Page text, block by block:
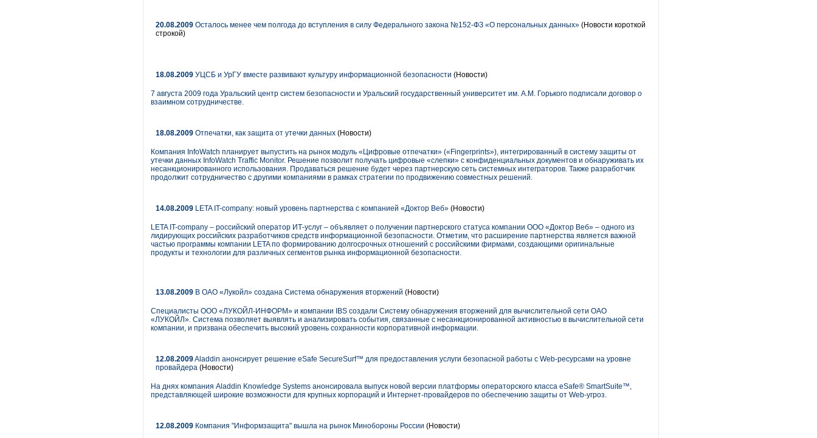
20.08.2009 Осталось менее чем полгода до вступления в силу Федерального закона №152-ФЗ «О персональных данных» (Новости короткой
строкой)
18.08.2009 УЦСБ и УрГУ вместе развивают культуру информационной безопасности (Новости)
7 августа 2009 года Уральский центр систем безопасности и Уральский государственный университет им. А.М. Горького подписали договор о
взаимном сотрудничестве.
18.08.2009 Отпечатки, как защита от утечки данных (Новости)
Компания InfoWatch планирует выпустить на рынок модуль «Цифровые отпечатки» («Fingerprints»), интегрированный в систему защиты от
утечки данных InfoWatch Traffic Monitor. Решение позволит получать цифровые «слепки» с конфиденциальных документов и обнаруживать их
несанкционированного использования. Продаваться решение будет через партнерскую сеть системных интеграторов. Также разработчик
продолжит сотрудничество с другими компаниями в рамках стратегии по продвижению совместных решений.
14.08.2009 LETA IT-company: новый уровень партнерства с компанией «Доктор Веб» (Новости)
LETA IT-company – российский оператор ИТ-услуг – объявляет о получении партнерского статуса компании ООО «Доктор Веб» – одного из
лидирующих российских разработчиков средств информационной безопасности. Отметим, что расширение партнерства является важной
частью программы компании LETA по формированию долгосрочных отношений с российскими фирмами, создающими оригинальные
продукты и технологии для различных сегментов рынка информационной безопасности.
13.08.2009 В ОАО «Лукойл» создана Система обнаружения вторжений (Новости)
Специалисты ООО «ЛУКОЙЛ-ИНФОРМ» и компании IBS создали Систему обнаружения вторжений для вычислительной сети ОАО
«ЛУКОЙЛ». Система позволяет выявлять и анализировать события, связанные с несанкционированной активностью в вычислительной сети
компании, и призвана обеспечить высокий уровень сохранности корпоративной информации.
12.08.2009Aladdin анонсирует решение eSafe SecureSurf™ для предоставления услуги безопасной работы с Web-ресурсами на уровне
провайдера (Новости)
На днях компания Aladdin Knowledge Systems анонсировала выпуск новой версии платформы операторского класса eSafe® SmartSuite™,
представляющей широкие возможности для крупных корпораций и Интернет-провайдеров по обеспечению защиты от Web-угроз.
12.08.2009 Компания "Информзащита" вышла на рынок Минобороны России (Новости)